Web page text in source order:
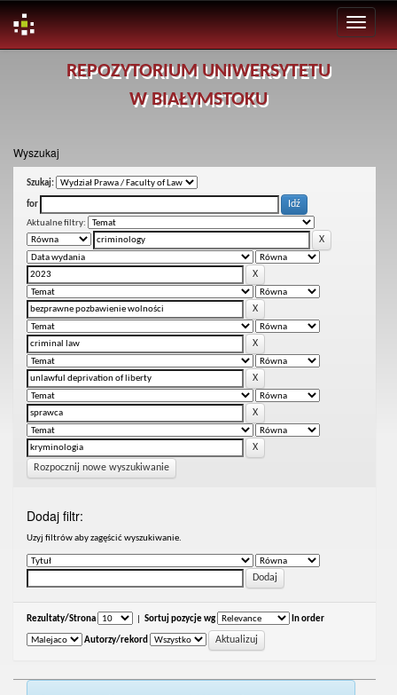
REPOZYTORIUM UNIWERSYTETU
W BIAŁYMSTOKU
Wyszukaj
Szukaj:
for
Aktualne filtry:
Rozpocznij nowe wyszukiwanie
Dodaj filtr:
Uzyj filtrów aby zagęścić wyszukiwanie.
Rezultaty/Strona Sortuj pozycje wg In order
Autorzy/rekord